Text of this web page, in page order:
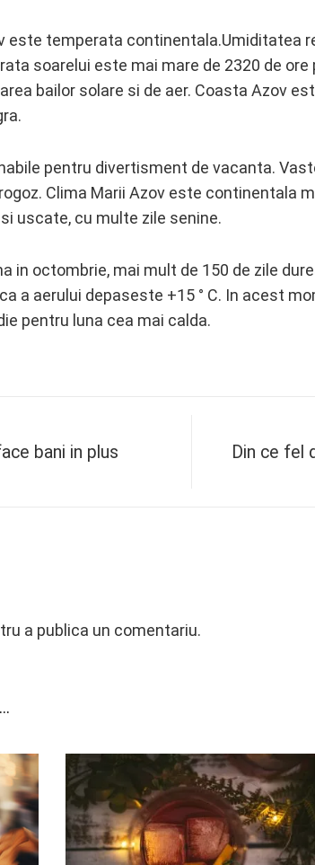
este temperata continentala.Umiditatea
soarelui este mai mare de 2320 de ore
bailor solare si de aer. Coasta Azov
pentru divertisment de vacanta.
Clima Marii Azov este continentala
uscate, cu multe zile senine.
in octombrie, mai mult de 150 de zile
a aerului depaseste +15 ° C. In acest
pentru luna cea mai calda.
bani in plus
Din ce fel
a publica un comentariu.